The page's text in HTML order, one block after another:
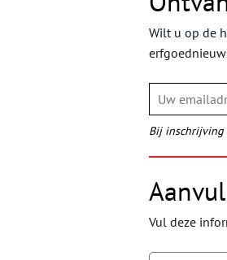
Wilt u op de
Bij inschrijving
Vul deze